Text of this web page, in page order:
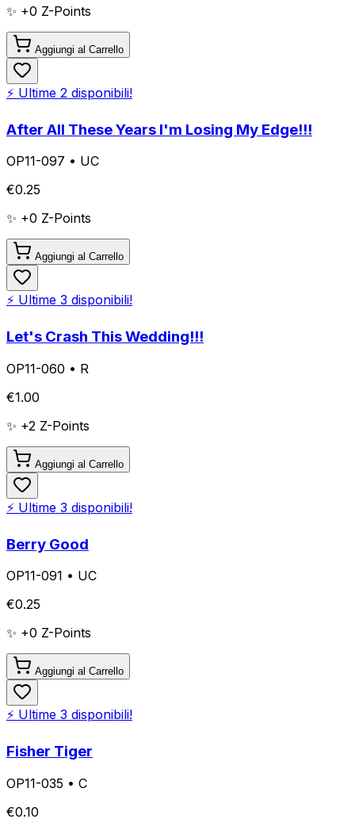
✨ +0 Z-Points
Aggiungi al Carrello
⚡ Ultime 2 disponibili!
After All These Years I'm Losing My Edge!!!
OP11-097 • UC
€0.25
✨ +0 Z-Points
Aggiungi al Carrello
⚡ Ultime 3 disponibili!
Let's Crash This Wedding!!!
OP11-060 • R
€1.00
✨ +2 Z-Points
Aggiungi al Carrello
⚡ Ultime 3 disponibili!
Berry Good
OP11-091 • UC
€0.25
✨ +0 Z-Points
Aggiungi al Carrello
⚡ Ultime 3 disponibili!
Fisher Tiger
OP11-035 • C
€0.10